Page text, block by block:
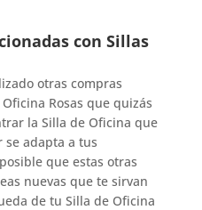
con Sillas
otras compras
Rosas que quizás
la Silla de Oficina que
se adapta a tus
que estas otras
nuevas que te sirvan
de tu Silla de Oficina